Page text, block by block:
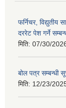
फर्निचर, विद्युतीय
दररेट पेश गर्ने
मिति: 07/30/
बोल पत्र सम्बन्धी
मिति: 12/23/